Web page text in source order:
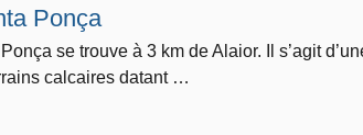
Ponça
se trouve à 3 km de Alaior. Il s’agit
calcaires datant …